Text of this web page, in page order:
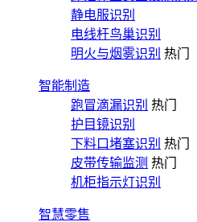
静电服识别
电线杆鸟巢识别
明火与烟雾识别 热门
智能制造
跑冒滴漏识别 热门
护目镜识别
下料口堵塞识别 热门
皮带传输监测 热门
机柜指示灯识别
智慧零售